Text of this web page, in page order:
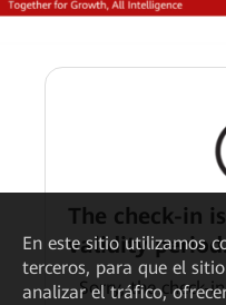
The check-in
validity
Sorry, the check-
En este sitio utilizamos
terceros, para que el
analizar el tráfico,